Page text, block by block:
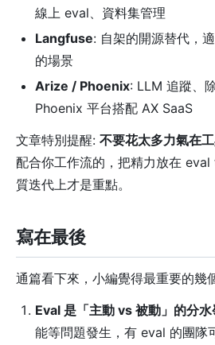
線上 eval、資料集管理
Langfuse: 自架的開源替代，
的場景
Arize / Phoenix: LLM 追蹤、
Phoenix 平台搭配 AX SaaS
文章特別提醒: 不要花太多力氣在
配合你工作流的，把精力放在
質迭代上才是重點。
寫在最後
通篇看下來，小編覺得最重要的幾
Eval 是「主動 vs 被動」的分水
能等問題發生，有 eval 的團隊